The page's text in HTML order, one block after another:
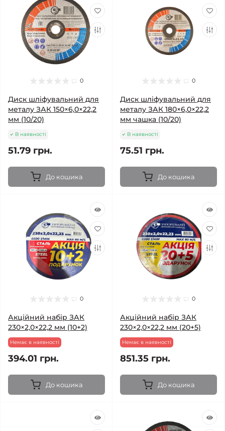
0
Диск шліфувальний для
металу ЗАК 150×6,0×22,2
мм (10/20)
В наявності
51.79 грн.
До кошика
0
Диск шліфувальний для
металу ЗАК 180×6,0×22,2
мм чашка (10/20)
В наявності
75.51 грн.
До кошика
0
Акційний набір ЗАК
230×2,0×22,2 мм (10+2)
Немає в наявності
394.01 грн.
До кошика
0
Акційний набір ЗАК
230×2,0×22,2 мм (20+5)
Немає в наявності
851.35 грн.
До кошика